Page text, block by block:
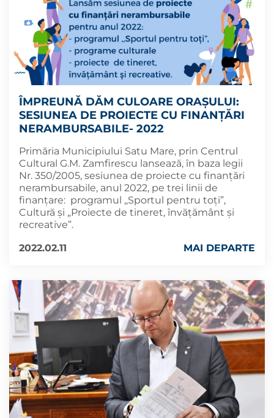
ÎMPREUNĂ DĂM CULOARE ORAȘULUI:
SESIUNEA DE PROIECTE CU FINANȚĂRI
NERAMBURSABILE- 2022
Primăria Municipiului Satu Mare, prin Centrul
Cultural G.M. Zamfirescu lansează, în baza legii
Nr. 350/2005, sesiunea de proiecte cu finanțări
nerambursabile, anul 2022, pe trei linii de
finanțare: programul ,,Sportul pentru toți”,
Cultură și „Proiecte de tineret, învățământ şi
recreative”.
2022.02.11
MAI DEPARTE